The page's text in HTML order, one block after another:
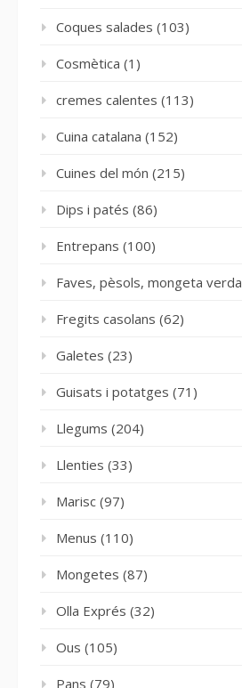
Coques salades (103)
Cosmètica (1)
cremes calentes (113)
Cuina catalana (152)
Cuines del món (215)
Dips i patés (86)
Entrepans (100)
Faves, pèsols, mongeta verda
Fregits casolans (62)
Galetes (23)
Guisats i potatges (71)
Llegums (204)
Llenties (33)
Marisc (97)
Menus (110)
Mongetes (87)
Olla Exprés (32)
Ous (105)
Pans (79)